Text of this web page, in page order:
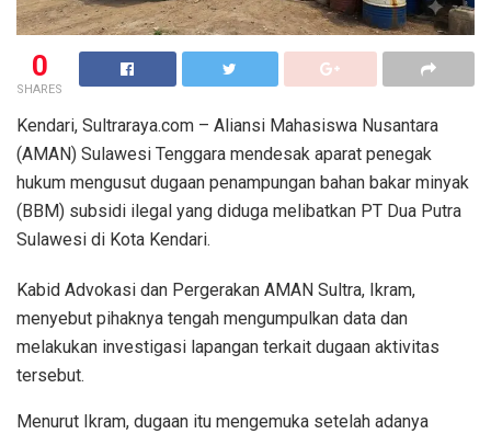
0
SHARES
Kendari, Sultraraya.com – Aliansi Mahasiswa Nusantara
(AMAN) Sulawesi Tenggara mendesak aparat penegak
hukum mengusut dugaan penampungan bahan bakar minyak
(BBM) subsidi ilegal yang diduga melibatkan PT Dua Putra
Sulawesi di Kota Kendari.
Kabid Advokasi dan Pergerakan AMAN Sultra, Ikram,
menyebut pihaknya tengah mengumpulkan data dan
melakukan investigasi lapangan terkait dugaan aktivitas
tersebut.
Menurut Ikram, dugaan itu mengemuka setelah adanya